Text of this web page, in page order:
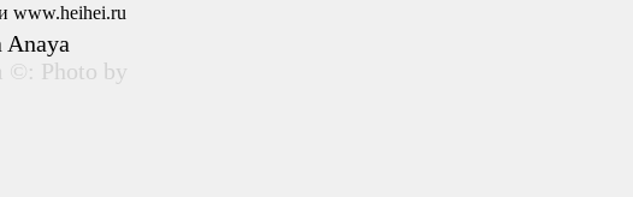
Anaya
©: Photo by